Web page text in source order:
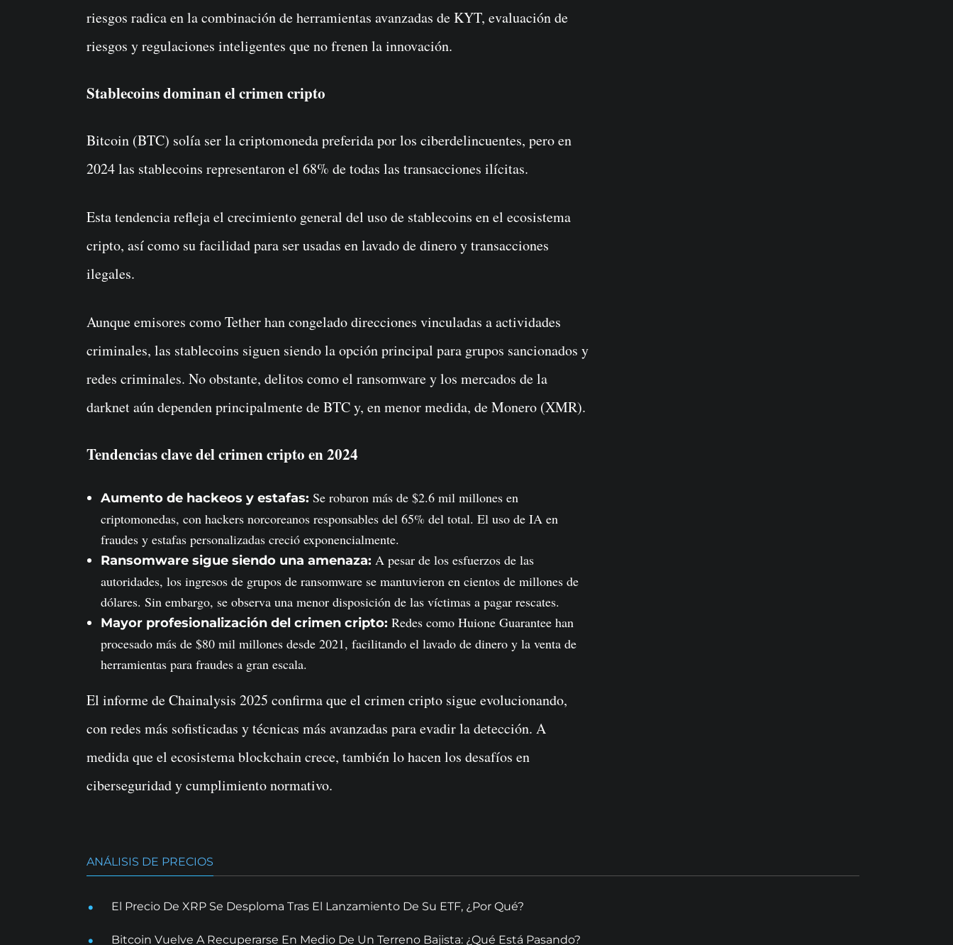
riesgos radica en la combinación de herramientas avanzadas de KYT, evaluación de
riesgos y regulaciones inteligentes que no frenen la innovación.
Stablecoins dominan el crimen cripto
Bitcoin (BTC) solía ser la criptomoneda preferida por los ciberdelincuentes, pero en
2024 las stablecoins representaron el 68% de todas las transacciones ilícitas.
Esta tendencia refleja el crecimiento general del uso de stablecoins en el ecosistema
cripto, así como su facilidad para ser usadas en lavado de dinero y transacciones
ilegales.
Aunque emisores como Tether han congelado direcciones vinculadas a actividades
criminales, las stablecoins siguen siendo la opción principal para grupos sancionados y
redes criminales. No obstante, delitos como el ransomware y los mercados de la
darknet aún dependen principalmente de BTC y, en menor medida, de Monero (XMR).
Tendencias clave del crimen cripto en 2024
Aumento de hackeos y estafas: Se robaron más de $2.6 mil millones en
criptomonedas, con hackers norcoreanos responsables del 65% del total. El uso de IA en
fraudes y estafas personalizadas creció exponencialmente.
Ransomware sigue siendo una amenaza: A pesar de los esfuerzos de las
autoridades, los ingresos de grupos de ransomware se mantuvieron en cientos de millones de
dólares. Sin embargo, se observa una menor disposición de las víctimas a pagar rescates.
Mayor profesionalización del crimen cripto: Redes como Huione Guarantee han
procesado más de $80 mil millones desde 2021, facilitando el lavado de dinero y la venta de
herramientas para fraudes a gran escala.
El informe de Chainalysis 2025 confirma que el crimen cripto sigue evolucionando,
con redes más sofisticadas y técnicas más avanzadas para evadir la detección. A
medida que el ecosistema blockchain crece, también lo hacen los desafíos en
ciberseguridad y cumplimiento normativo.
ANÁLISIS DE PRECIOS
El Precio De XRP Se Desploma Tras El Lanzamiento De Su ETF, ¿Por Qué?
Bitcoin Vuelve A Recuperarse En Medio De Un Terreno Bajista: ¿Qué Está Pasando?